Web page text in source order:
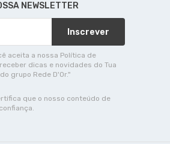
NEWSLETTER
Inscrever
aceita a nossa Política de
dicas e novidades do Tua
grupo Rede D'Or."
que o nosso conteúdo de